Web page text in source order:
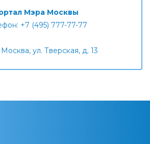
Мэра Москвы
+7 (495) 777-77-77
ул. Тверская, д. 13